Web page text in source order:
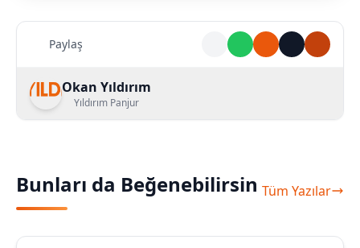
Paylaş
Okan Yıldırım
Yıldırım Panjur
Bunları da Beğenebilirsin Tüm Yazılar